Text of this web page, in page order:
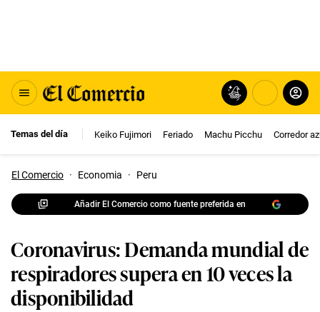
Temas del día Keiko Fujimori Feriado Machu Picchu Corredor
El Comercio · Economia · Peru
Añadir El Comercio como fuente preferida en
Coronavirus: Demanda mundial de
respiradores supera en 10 veces la
disponibilidad